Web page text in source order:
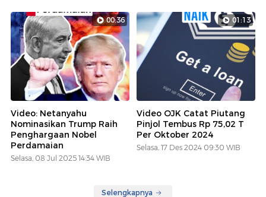
00:36
Video: Netanyahu
Nominasikan Trump Raih
Penghargaan Nobel
Perdamaian
Selasa, 08 Jul 2025 14:34 WIB
01:13
Video OJK Catat Piutang
Pinjol Tembus Rp 75,02 T
Per Oktober 2024
Selasa, 17 Des 2024 09:30 WIB
Selengkapnya